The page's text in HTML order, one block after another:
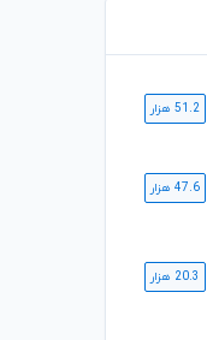
51.2 هزار
47.6 هزار
20.3 هزار